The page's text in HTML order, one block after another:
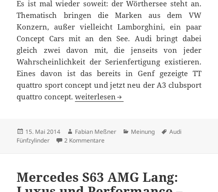
Es ist mal wieder soweit: der Wörthersee steht an.
Thematisch bringen die Marken aus dem VW
Konzern, außer vielleicht Lamborghini, ein paar
Concept Cars mit an den See. Audi bringt dabei
gleich zwei davon mit, die jenseits von jeder
Wahrscheinlichkeit der Serienfertigung existieren.
Eines davon ist das bereits in Genf gezeigte TT
quattro sport concept und jetzt neu der A3 clubsport
quattro concept.Am Rande der Möglichkeiten: Audi und
weiterlesen
Veröffentlicht
am
15. Mai 2014 Autor
Fabian Meßner Kategorien
Meinung Schlagwörter
Audi
Fünfzylinder
2 Kommentare
Mercedes S63 AMG Lang: